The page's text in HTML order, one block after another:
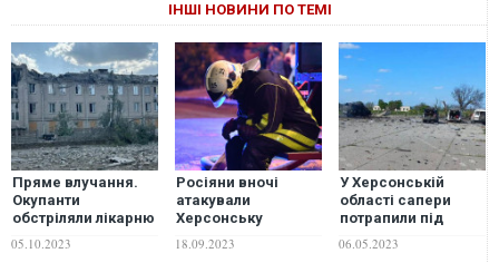
ІНШІ НОВИНИ ПО ТЕМІ
Пряме влучання.
Окупанти
обстріляли лікарню
області, є поранені
05.10.2023
Росіяни вночі
атакували
Херсонську
та поранені
18.09.2023
У Херсонській
області сапери
потрапили під
загиблих, є
06.05.2023